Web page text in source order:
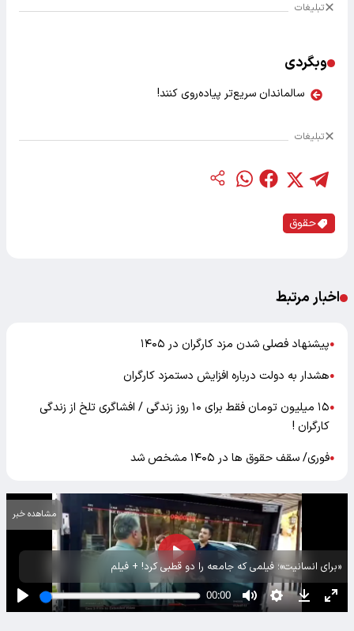
تبلیغات
وبگردی
سالماندان سریع‌تر پیاده‌روی کنند!
تبلیغات
حقوق
اخبار مرتبط
●پیشنهاد فصلی شدن مزد کارگران در ۱۴۰۵
●هشدار به دولت درباره افزایش دستمزد کارگران
●
۱۵ میلیون تومان فقط برای ۱۰ روز زندگی / افشاگری تلخ از زندگی
کارگران !
●فوری/ سقف حقوق ها در ۱۴۰۵ مشخص شد
«برای انسانیت»؛ فیلمی که جامعه را دو قطبی کرد! + فیلم
مشاهده خبر